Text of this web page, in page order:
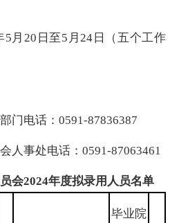
20日至5月24日（五个工作
电话：0591-87836387
事处电话：0591-87063461
会2024年度拟录用人员名单
毕业院